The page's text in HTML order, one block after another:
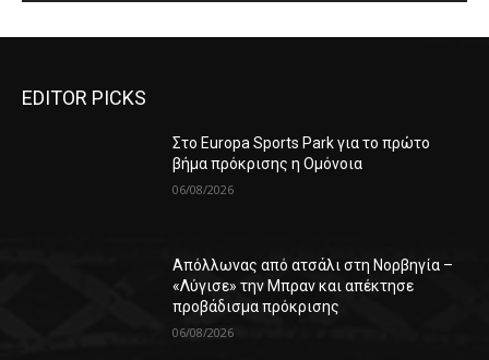
EDITOR PICKS
Στο Europa Sports Park για το πρώτο
βήμα πρόκρισης η Ομόνοια
06/08/2026
Απόλλωνας από ατσάλι στη Νορβηγία –
«Λύγισε» την Μπραν και απέκτησε
προβάδισμα πρόκρισης
06/08/2026